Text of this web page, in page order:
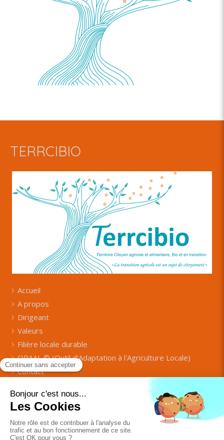
TERRCIBIO
Accueil
A propos
Dirigeant
Valeurs
Filière locale durable
OPAAL © (Outil d'Adaptation à l'Agriculture Locale)
Contact
Contacter Terrcibio